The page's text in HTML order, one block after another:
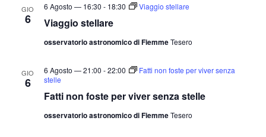
GIO
6 Viaggio stellare
6 Agosto — 16:30 - 18:30 Viaggio stellare
osservatorio astronomico di FiemmeTesero
GIO
6
Fatti non foste per viver senza stelle
6 Agosto — 21:00 -22:00
Fatti non foste per viver senza
stelle
osservatorio astronomico di FiemmeTesero